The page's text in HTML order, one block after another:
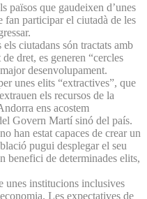
països que gaudeixen d’unes
participar el ciutadà de les
ciutadans són tractats amb
dret, es generen “cercles
desenvolupament.
unes elits “extractives”, que
els recursos de la
ens acostem
Govern Martí sinó del país.
han estat capaces de crear un
pugui desplegar el seu
benefici de determinades elits,
unes institucions inclusives
Les expectatives de